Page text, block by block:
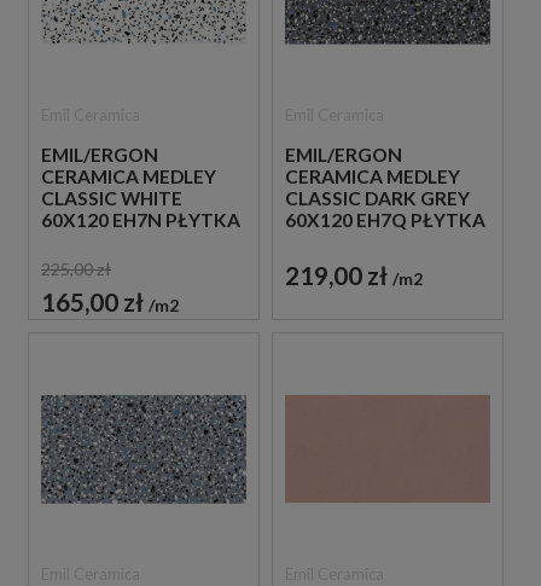
EMIL/ERGON
CERAMICA MEDLEY
CLASSIC WHITE
60X120 EH7N PŁYTKA
225,00 zł
165,00 zł m2
EMIL/ERGON
CERAMICA MEDLEY
CLASSIC DARK GREY
60X120 EH7Q PŁYTKA
219,00 zł m2